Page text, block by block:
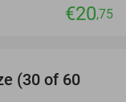
€20,75
58%
(30 of 60